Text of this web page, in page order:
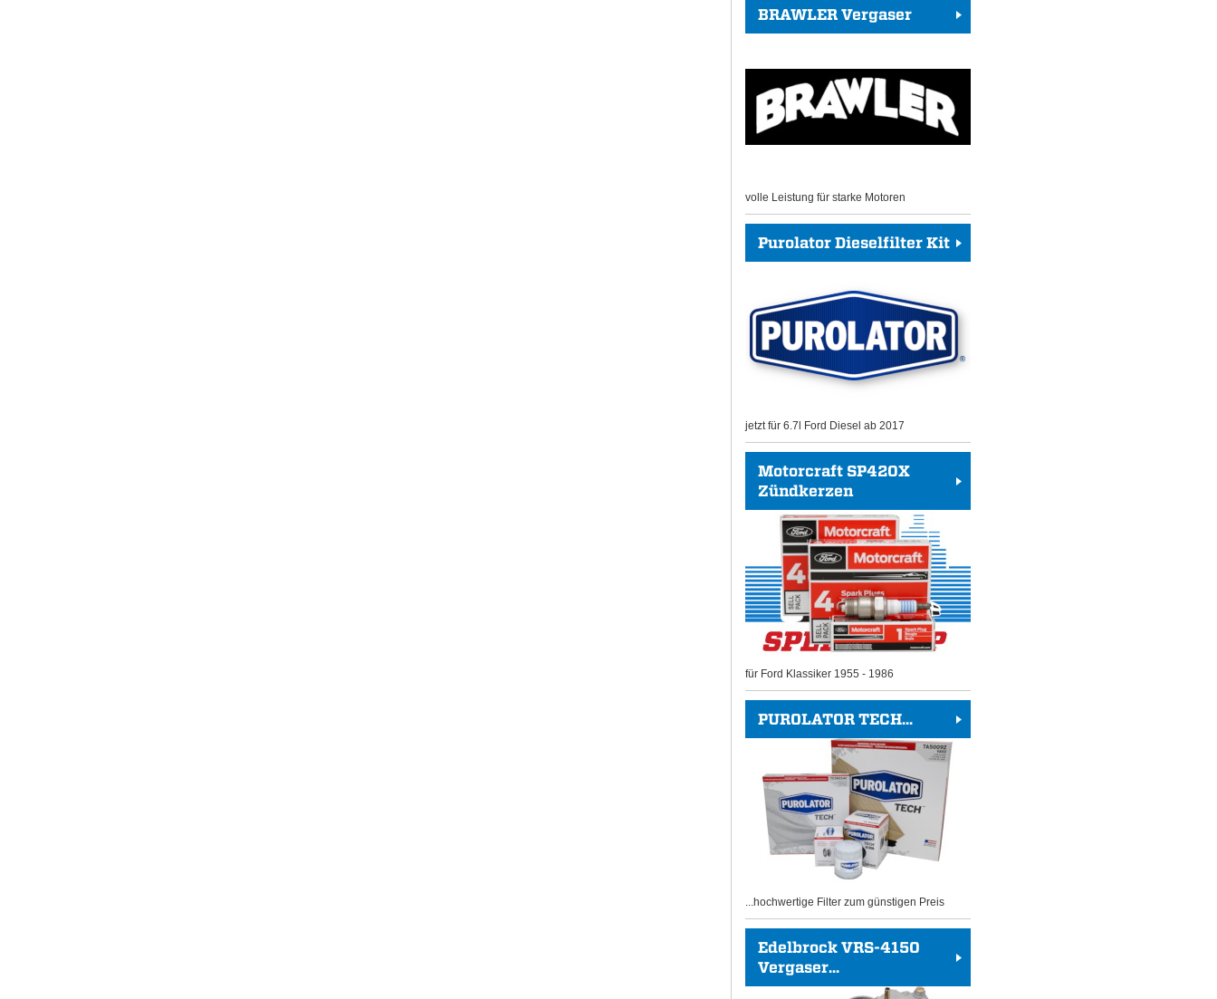
BRAWLER Vergaser
volle Leistung für starke Motoren
Purolator Dieselfilter Kit
jetzt für 6.7l Ford Diesel ab 2017
Motorcraft SP420X
Zündkerzen
für Ford Klassiker 1955 - 1986
PUROLATOR TECH...
...hochwertige Filter zum günstigen Preis
Edelbrock VRS-4150
Vergaser...